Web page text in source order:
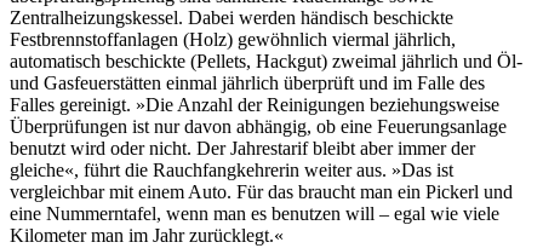
Zentralheizungskessel. Dabei werden händisch beschickte
Festbrennstoffanlagen (Holz) gewöhnlich viermal jährlich,
automatisch beschickte (Pellets, Hackgut) zweimal jährlich und Öl-
und Gasfeuerstätten einmal jährlich überprüft und im Falle des
Falles gereinigt. »Die Anzahl der Reinigungen beziehungsweise
Überprüfungen ist nur davon abhängig, ob eine Feuerungsanlage
benutzt wird oder nicht. Der Jahrestarif bleibt aber immer der
gleiche«, führt die Rauchfangkehrerin weiter aus. »Das ist
vergleichbar mit einem Auto. Für das braucht man ein Pickerl und
eine Nummerntafel, wenn man es benutzen will – egal wie viele
Kilometer man im Jahr zurücklegt.«